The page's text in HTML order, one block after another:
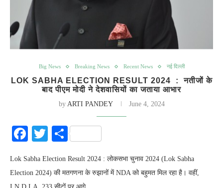
Big News Breaking News Recent News नई दिल्ली
LOK SABHA ELECTION RESULT 2024 : नतीजों के
बाद पीएम मोदी ने देशवासियों का जताया आभार
by ARTI PANDEY June 4, 2024
Facebook
Twitter
Share
Lok Sabha Election Result 2024 : लोकसभा चुनाव 2024 (Lok Sabha
Election 2024) की मतगणना के रुझानों में NDA को बहुमत मिल रहा है। वहीं,